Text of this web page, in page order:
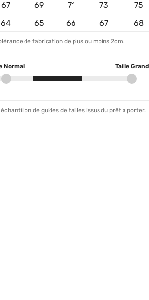
67 69 71 73 75
64 65 66 67 68
de fabrication de plus ou moins 2cm.
Normal Taille Grand
de guides de tailles issus du prêt à porter.